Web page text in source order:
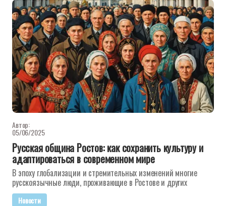
Автор:
05/06/2025
Русская община Ростов: как сохранить культуру и
адаптироваться в современном мире
В эпоху глобализации и стремительных изменений многие
русскоязычные люди, проживающие в Ростове и других
Новости